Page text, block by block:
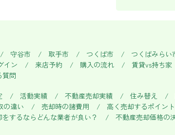
守谷市 取手市 つくば市 つくばみらい
イン 来店予約 購入の流れ 賃貸vs持ち家
質問
活動実績 不動産売却実績 住み替え
の違い 売却時の諸費用 高く売却するポイント
するならどんな業者が良い？ 不動産売却価格の